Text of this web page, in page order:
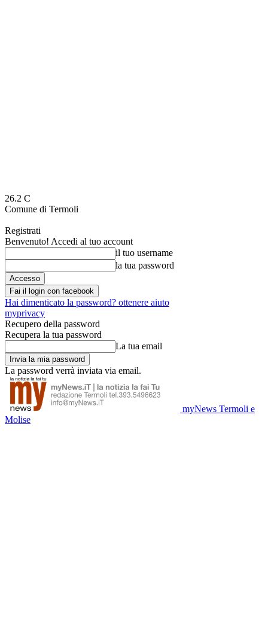
26.2 C
Comune di Termoli
Registrati
Benvenuto! Accedi al tuo account
il tuo username
la tua password
Fai il login con facebook
Hai dimenticato la password? ottenere aiuto
myprivacy
Recupero della password
Recupera la tua password
La tua email
La password verrà inviata via email.
myNews Termoli e
Molise